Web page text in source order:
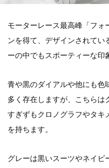
モーターレース最高峰「フォ
ンを得て、デザインされてい
ーの中でもスポーティーな印
青や黒のダイアルや他にも色
多く存在しますが、こちらは
すぎずもクロノグラフやタキ
を持ちます。
グレーは黒いスーツやネイビ